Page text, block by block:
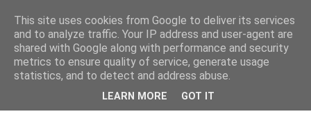
This site uses cookies from Google to deliver its services
and to analyze traffic. Your IP address and user-agent are
shared with Google along with performance and security
metrics to ensure quality of service, generate usage
statistics, and to detect and address abuse.
LEARN MORE GOT IT